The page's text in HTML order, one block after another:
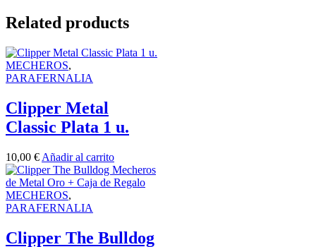
Related products
MECHEROS,
PARAFERNALIA
Clipper Metal
Classic Plata 1 u.
10,00 € Añadir al carrito
MECHEROS,
PARAFERNALIA
Clipper The Bulldog